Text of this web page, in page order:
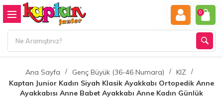
0
Ana Sayfa Genç Büyük (36-46 Numara)
KIZ
Kaptan Junior Kadın Siyah Klasik Ayakkabı Ortopedik Anne
Ayakkabısı Anne Babet Ayakkabı Anne Kadın Günlük